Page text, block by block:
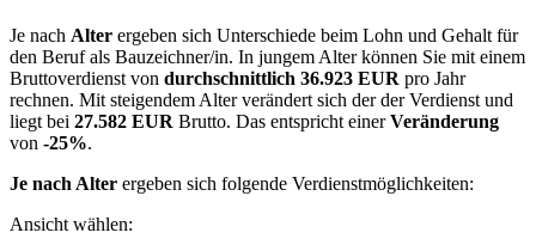
Je nach Alter ergeben sich Unterschiede beim Lohn und Gehalt für
den Beruf als Bauzeichner/in. In jungem Alter können Sie mit einem
Bruttoverdienst von durchschnittlich 36.923 EUR pro Jahr
rechnen. Mit steigendem Alter verändert sich der der Verdienst und
liegt bei 27.582 EUR Brutto. Das entspricht einerVeränderung
von -25%.
Je nach Alter ergeben sich folgende Verdienstmöglichkeiten:
Ansicht wählen: